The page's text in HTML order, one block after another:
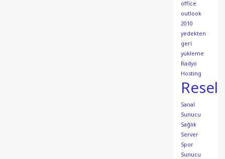
office
outlook
2010
yedekten
geri
yükleme
Radyo
Hosting
Sanal
Sunucu
Sağlık
Server
Spor
Sunucu